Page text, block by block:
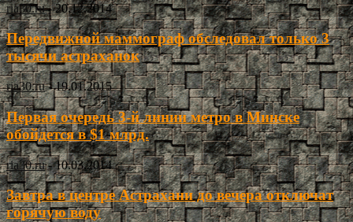
ria30.ru - 20.12.2014
Передвижной маммограф обследовал только 3
тысячи астраханок
ria30.ru - 19.01.2015
Первая очередь 3-й линии метро в Минске
обойдется в $1 млрд.
ria30.ru - 10.03.2014
Завтра в центре Астрахани до вечера отключат
горячую воду